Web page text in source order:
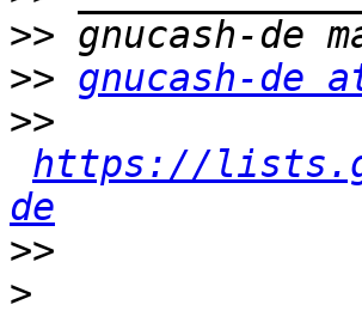
>>
>> gnucash-de
>>
https://
de
>>
>